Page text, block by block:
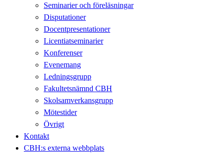
Seminarier och föreläsningar
Disputationer
Docentpresentationer
Licentiatseminarier
Konferenser
Evenemang
Ledningsgrupp
Fakultetsnämnd CBH
Skolsamverkansgrupp
Mötestider
Övrigt
Kontakt
CBH:s externa webbplats